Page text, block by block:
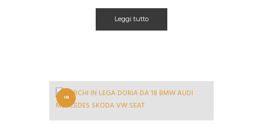
Leggi tutto
IN